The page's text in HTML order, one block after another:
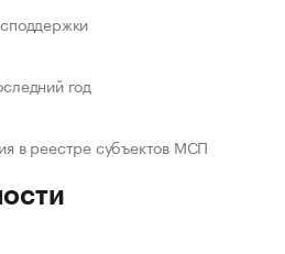
год
в реестре субъектов МСП